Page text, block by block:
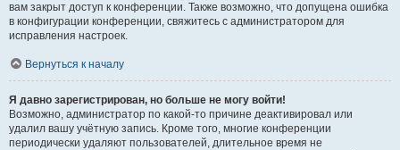
вам закрыт доступ к конференции. Также возможно, что допущена ошибка
в конфигурации конференции, свяжитесь с администратором для
исправления настроек.
Вернуться к началу
Я давно зарегистрирован, но больше не могу войти!
Возможно, администратор по какой-то причине деактивировал или
удалил вашу учётную запись. Кроме того, многие конференции
периодически удаляют пользователей, длительное время не